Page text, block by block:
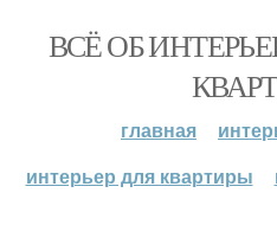
ВСЁ ОБ
главная
интерьер для квартиры